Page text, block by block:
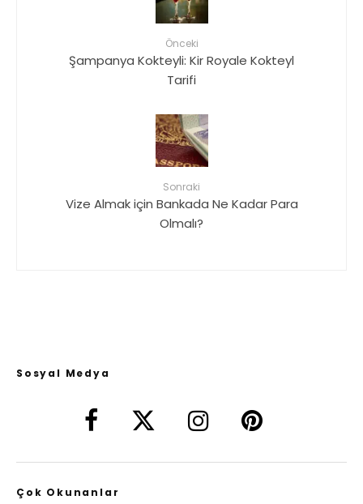
Önceki
Şampanya Kokteyli: Kir Royale Kokteyl
Tarifi
Sonraki
Vize Almak için Bankada Ne Kadar Para
Olmalı?
Sosyal Medya
Çok Okunanlar